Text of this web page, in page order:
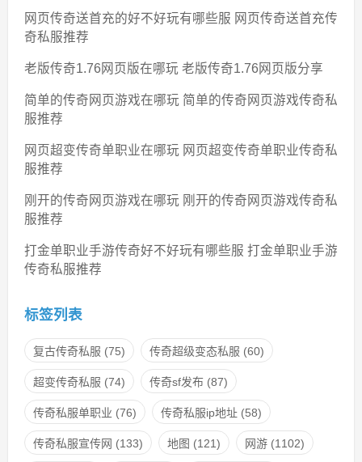
网页传奇送首充的好不好玩有哪些服 网页传奇送首充传
奇私服推荐
老版传奇1.76网页版在哪玩 老版传奇1.76网页版分享
简单的传奇网页游戏在哪玩 简单的传奇网页游戏传奇私
服推荐
网页超变传奇单职业在哪玩 网页超变传奇单职业传奇私
服推荐
刚开的传奇网页游戏在哪玩 刚开的传奇网页游戏传奇私
服推荐
打金单职业手游传奇好不好玩有哪些服 打金单职业手游
传奇私服推荐
标签列表
复古传奇私服 (75) 传奇超级变态私服 (60)
超变传奇私服 (74) 传奇sf发布(87)
传奇私服单职业 (76) 传奇私服ip地址(58)
传奇私服宣传网 (133) 地图 (121) 网游(1102)